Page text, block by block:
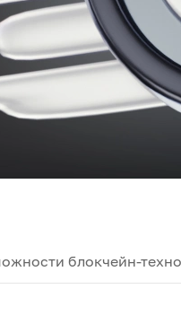
блокчейн-